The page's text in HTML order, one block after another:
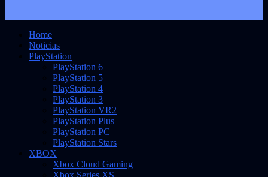
Home
Noticias
PlayStation
PlayStation 6
PlayStation 5
PlayStation 4
PlayStation 3
PlayStation VR2
PlayStation Plus
PlayStation PC
PlayStation Stars
XBOX
Xbox Cloud Gaming